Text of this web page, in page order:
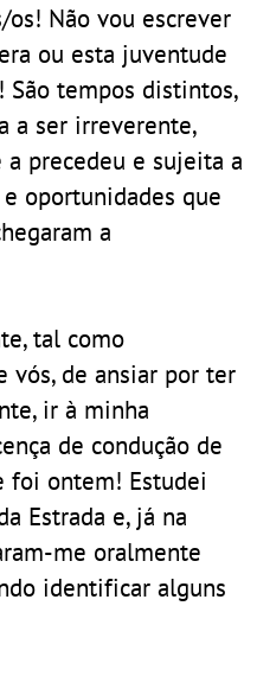
os! Não vou escrever
ou esta juventude
São tempos distintos,
a ser irreverente,
precedeu e sujeita a
oportunidades que
a
tal como
vós, de ansiar por ter
ir à minha
de condução de
foi ontem! Estudei
Estrada e, já na
me oralmente
identificar alguns